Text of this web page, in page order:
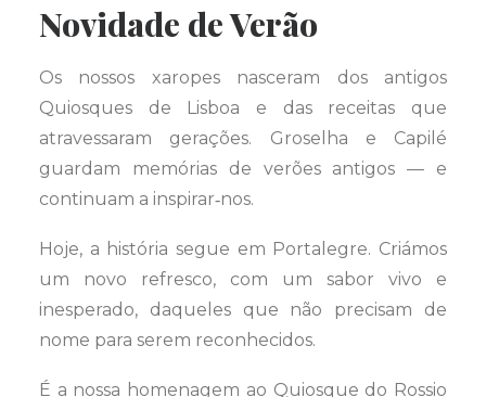
Novidade de Verão
Os nossos xaropes nasceram dos antigos
Quiosques de Lisboa e das receitas que
atravessaram gerações. Groselha e Capilé
guardam memórias de verões antigos — e
continuam a inspirar‑nos.
Hoje, a história segue em Portalegre. Criámos
um novo refresco, com um sabor vivo e
inesperado, daqueles que não precisam de
nome para serem reconhecidos.
É a nossa homenagem ao Quiosque do Rossio